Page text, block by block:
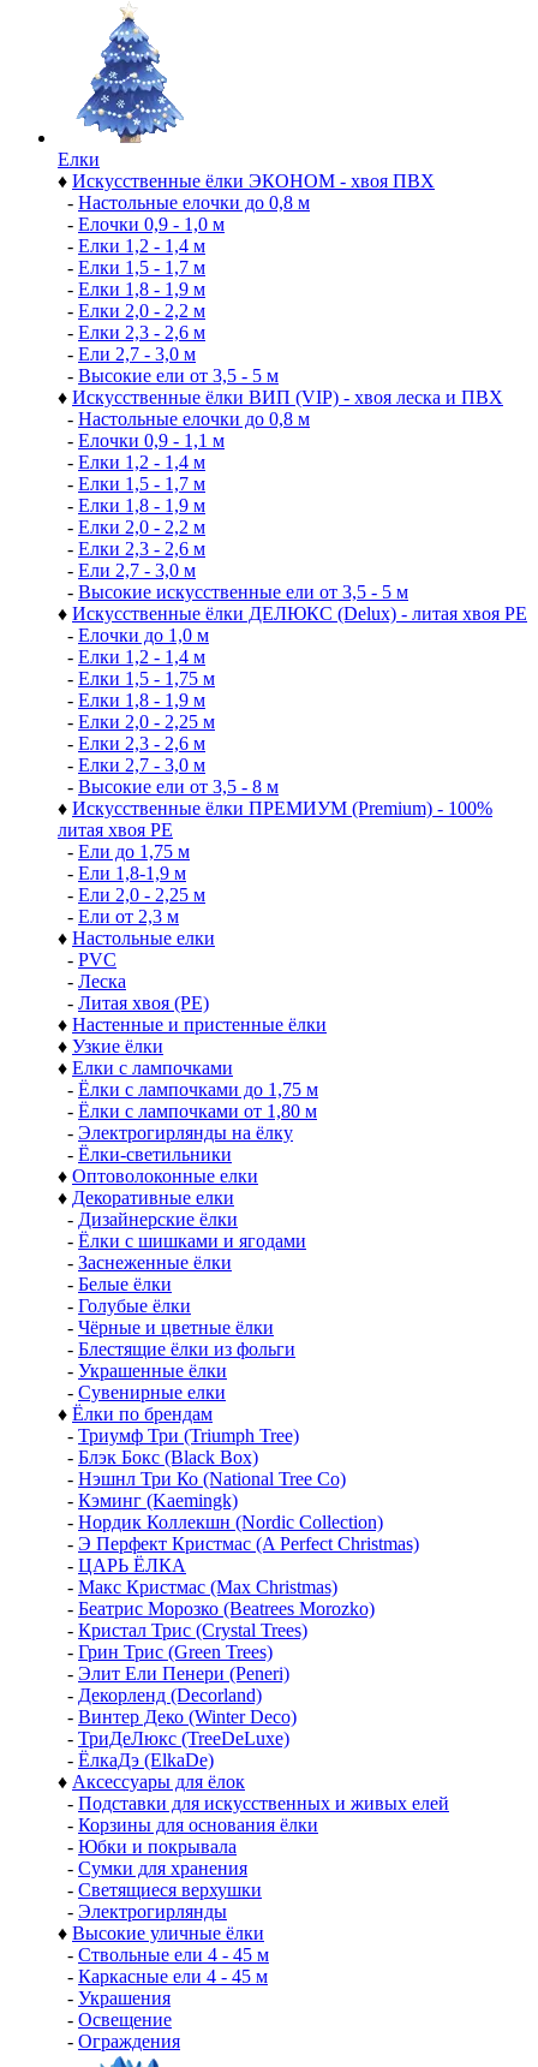
Елки
♦ Искусственные ёлки ЭКОНОМ - хвоя ПВХ
- Настольные елочки до 0,8 м
- Елочки 0,9 - 1,0 м
- Елки 1,2 - 1,4 м
- Елки 1,5 - 1,7 м
- Елки 1,8 - 1,9 м
- Елки 2,0 - 2,2 м
- Елки 2,3 - 2,6 м
- Ели 2,7 - 3,0 м
- Высокие ели от 3,5 - 5 м
♦ Искусственные ёлки ВИП (VIP) - хвоя леска и ПВХ
- Настольные елочки до 0,8 м
- Елочки 0,9 - 1,1 м
- Елки 1,2 - 1,4 м
- Елки 1,5 - 1,7 м
- Елки 1,8 - 1,9 м
- Елки 2,0 - 2,2 м
- Елки 2,3 - 2,6 м
- Ели 2,7 - 3,0 м
- Высокие искусственные ели от 3,5 - 5 м
♦ Искусственные ёлки ДЕЛЮКС (Delux) - литая хвоя РЕ
- Елочки до 1,0 м
- Елки 1,2 - 1,4 м
- Елки 1,5 - 1,75 м
- Елки 1,8 - 1,9 м
- Елки 2,0 - 2,25 м
- Елки 2,3 - 2,6 м
- Елки 2,7 - 3,0 м
- Высокие ели от 3,5 - 8 м
♦ Искусственные ёлки ПРЕМИУМ (Premium) - 100%
литая хвоя РЕ
- Ели до 1,75 м
- Ели 1,8-1,9 м
- Ели 2,0 - 2,25 м
- Ели от 2,3 м
♦ Настольные елки
- PVC
- Леска
- Литая хвоя (РЕ)
♦ Настенные и пристенные ёлки
♦ Узкие ёлки
♦ Елки с лампочками
- Ёлки с лампочками до 1,75 м
- Ёлки с лампочками от 1,80 м
- Электрогирлянды на ёлку
- Ёлки-светильники
♦ Оптоволоконные елки
♦ Декоративные елки
- Дизайнерские ёлки
- Ёлки с шишками и ягодами
- Заснеженные ёлки
- Белые ёлки
- Голубые ёлки
- Чёрные и цветные ёлки
- Блестящие ёлки из фольги
- Украшенные ёлки
- Сувенирные елки
♦ Ёлки по брендам
- Триумф Три (Triumph Tree)
- Блэк Бокс (Black Box)
- Нэшнл Три Ко (National Tree Co)
- Кэминг (Kaemingk)
- Нордик Коллекшн (Nordic Collection)
- Э Перфект Кристмас (A Perfect Christmas)
- ЦАРЬ ЁЛКА
- Макс Кристмас (Max Christmas)
- Беатрис Морозко (Beatrees Morozko)
- Кристал Трис (Crystal Trees)
- Грин Трис (Green Trees)
- Элит Ели Пенери (Peneri)
- Декорленд (Decorland)
- Винтер Деко (Winter Deco)
- ТриДеЛюкс (TreeDeLuxe)
- ЁлкаДэ (ElkaDe)
♦ Аксессуары для ёлок
- Подставки для искусственных и живых елей
- Корзины для основания ёлки
- Юбки и покрывала
- Сумки для хранения
- Светящиеся верхушки
- Электрогирлянды
♦ Высокие уличные ёлки
- Ствольные ели 4 - 45 м
- Каркасные ели 4 - 45 м
- Украшения
- Освещение
- Ограждения